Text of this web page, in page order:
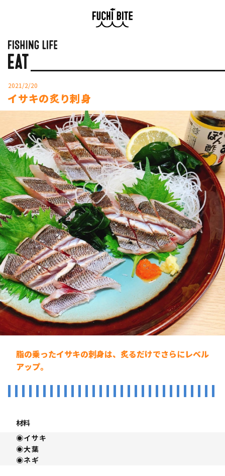
2021/2/20
イサキの炙り刺身
脂の乗ったイサキの刺身は、炙るだけでさらにレベル
アップ。
材料
◉イサキ
◉⼤葉
◉ネギ